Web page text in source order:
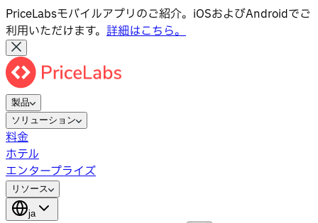
PriceLabsモバイルアプリのご紹介。iOSおよびAndroidでご
利用いただけます。 詳細はこちら。
製品
ソリューション
料金
ホテル
エンタープライズ
リソース
ja